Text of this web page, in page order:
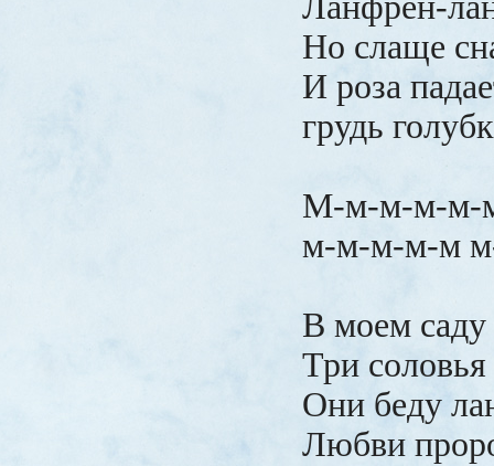
Но слаще
И роза
грудь
М-м-м-м-м-
м-м-м-м-м
В моем
Три
Они беду
Любви